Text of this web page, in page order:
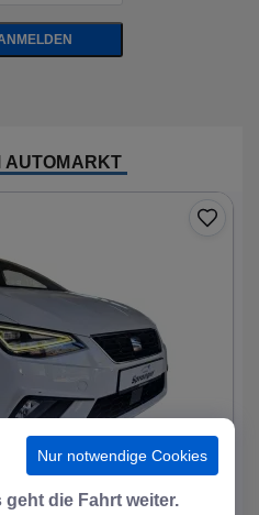
AUTOMARKT
Nur notwendige Cookies
die Fahrt weiter.